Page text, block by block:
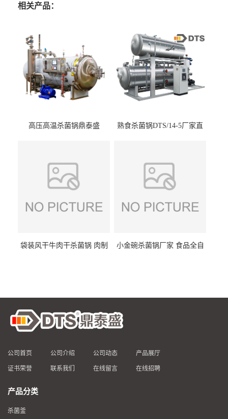
相关产品：
高压高温杀菌锅鼎泰盛
熟食杀菌锅DTS/14-5厂家直
袋装风干牛肉干杀菌锅 肉制
小金碗杀菌锅厂家 食品全自
公司首页 公司介绍 公司动态 产品展厅
证书荣誉 联系我们 在线留言 在线招聘
产品分类
杀菌釜